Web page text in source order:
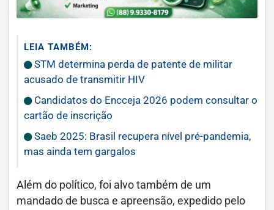
LEIA TAMBÉM:
STM determina perda de patente de militar
acusado de transmitir HIV
Candidatos do Encceja 2026 podem consultar o
cartão de inscrição
Saeb 2025: Brasil recupera nível pré-pandemia,
mas ainda tem gargalos
Além do político, foi alvo também de um
mandado de busca e apreensão, expedido pelo